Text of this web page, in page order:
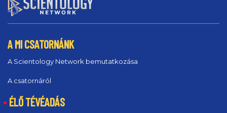
A MI CSATORNÁNK
A Scientology Network bemutatkozása
A csatornáról
ÉLŐ TÉVÉADÁS